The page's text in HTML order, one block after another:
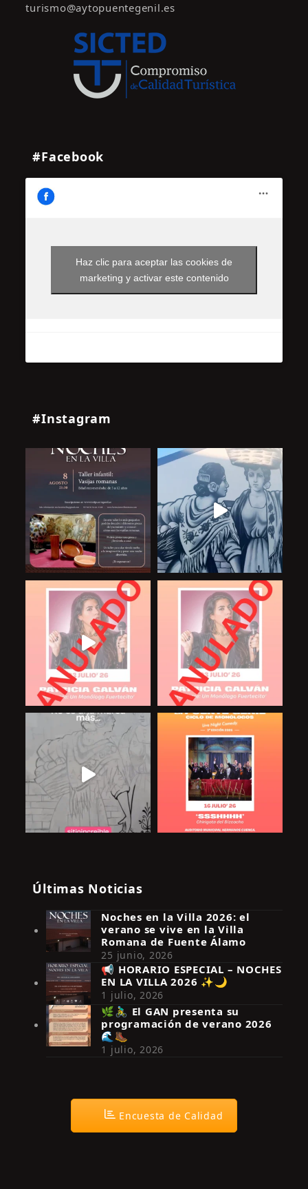
turismo@aytopuentegenil.es
#Facebook
Haz clic para aceptar las cookies de
marketing y activar este contenido
#Instagram
Síguenos en Instagram
Últimas Noticias
Noches en la Villa 2026: el
verano se vive en la Villa
Romana de Fuente Álamo
25 junio, 2026
📢 HORARIO ESPECIAL – NOCHES
EN LA VILLA 2026 ✨🌙
1 julio, 2026
🌿🚴‍♂️ El GAN presenta su
programación de verano 2026
🌊🥾
1 julio, 2026
Encuesta de Calidad